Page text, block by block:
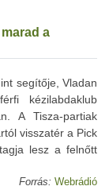
a
segítője, Vladan
kézilabdaklub
A Tisza-partiak
visszatér a Pick
lesz a felnőtt
Forrás: Webrádió